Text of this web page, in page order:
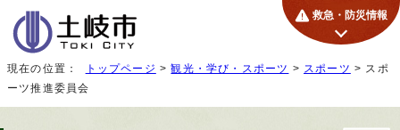
救急・防災情報
現在の位置： トップページ >観光・学び・スポーツ > スポーツ > スポ
ーツ推進委員会